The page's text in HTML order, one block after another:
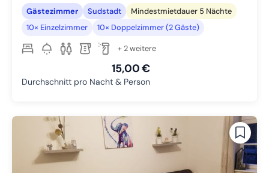
Gästezimmer Sudstadt
Mindestmietdauer 5 Nächte
10× Einzelzimmer
10× Doppelzimmer (2 Gäste)
+ 2 weitere
15,00 €
Durchschnitt pro Nacht & Person